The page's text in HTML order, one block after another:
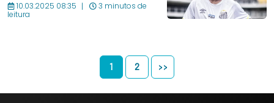
10.03.2025 08:35 3 minutos de
leitura
1 2 >>